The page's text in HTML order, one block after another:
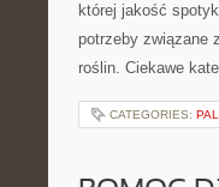
której jakość
potrzeby związane
roślin. Ciekawe
CATEGORIES: